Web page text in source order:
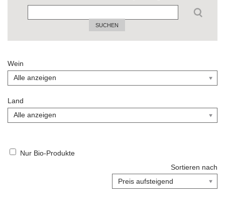
SUCHEN
Wein
Land
Nur Bio-Produkte
Sortieren nach